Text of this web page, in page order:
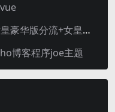
云盘下载生化危机4重制版女皇豪华版分流+女皇学习补丁+修改器 解压即玩【阿里云盘】
博客程序joe主题